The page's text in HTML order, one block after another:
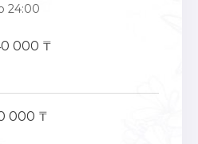
24:00
000 ₸
000 ₸